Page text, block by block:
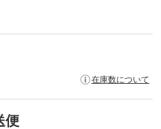
在庫数について
便